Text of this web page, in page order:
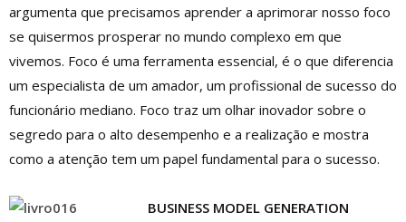
argumenta que precisamos aprender a aprimorar nosso foco
se quisermos prosperar no mundo complexo em que
vivemos. Foco é uma ferramenta essencial, é o que diferencia
um especialista de um amador, um profissional de sucesso do
funcionário mediano. Foco traz um olhar inovador sobre o
segredo para o alto desempenho e a realização e mostra
como a atenção tem um papel fundamental para o sucesso.
BUSINESS MODEL GENERATION